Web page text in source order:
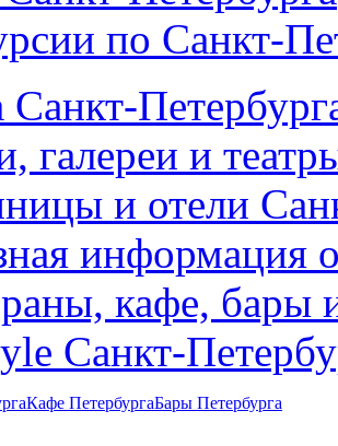
по Санкт-
Санкт-
галереи и
и отели
информация
кафе, бары
Санкт-
Кафе ПетербургаБары Петербурга